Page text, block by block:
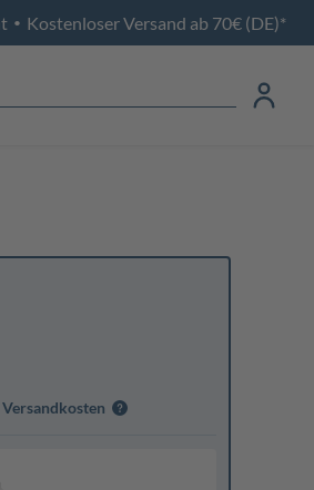
• Kostenloser Versand ab 70€ (DE)*
Versandkosten